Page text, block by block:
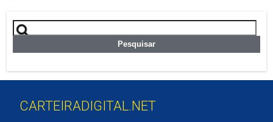
Pesquisar
por:
CARTEIRADIGITAL.NET